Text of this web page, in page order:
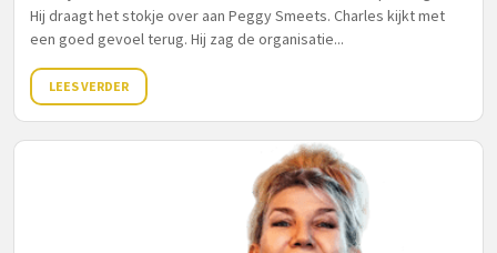
Hij draagt het stokje over aan Peggy Smeets. Charles kijkt met
een goed gevoel terug. Hij zag de organisatie...
LEES VERDER